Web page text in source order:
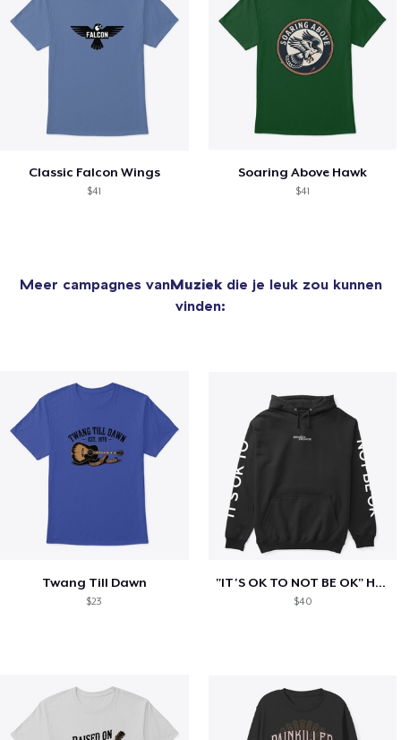
Classic Falcon Wings
$41
Soaring Above Hawk
$41
Meer campagnes vanMuziekdie je leuk zou kunnen
vinden:
Twang Till Dawn
$23
"IT'S OK TO NOT BE OK" Hoodie (BP LOGO)
$40